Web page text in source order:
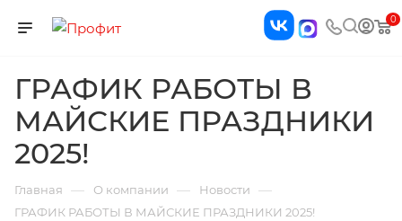
0
ГРАФИК РАБОТЫ В
МАЙСКИЕ ПРАЗДНИКИ
2025!
Главная — О компании — Новости —
ГРАФИК РАБОТЫ В МАЙСКИЕ ПРАЗДНИКИ 2025!